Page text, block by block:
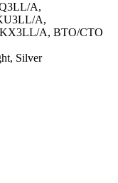
A,
A,
A, BTO/CTO
Silver